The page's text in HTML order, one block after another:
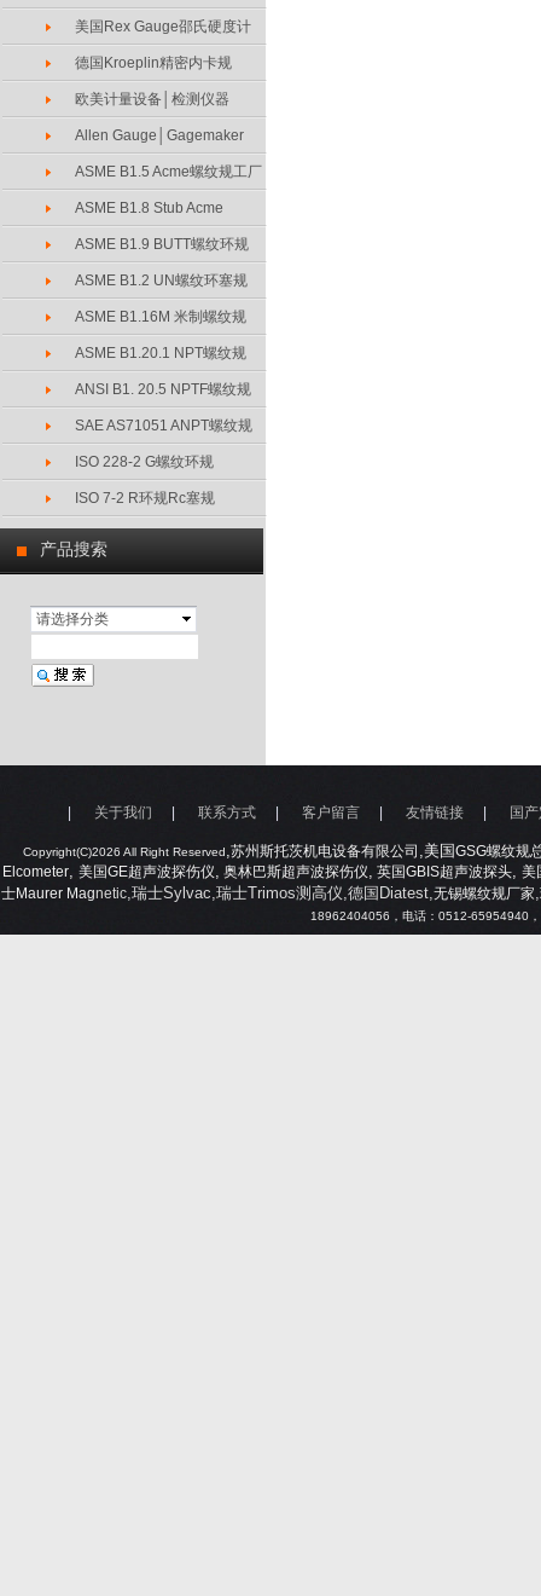
产品搜索
请选择分类
美国Rex Gauge邵氏硬度计
德国Kroeplin精密内卡规
欧美计量设备│检测仪器
Allen Gauge│Gagemaker
ASME B1.5 Acme螺纹规工厂
ASME B1.8 Stub Acme
ASME B1.9 BUTT螺纹环规
ASME B1.2 UN螺纹环塞规
ASME B1.16M 米制螺纹规
ASME B1.20.1 NPT螺纹规
ANSI B1. 20.5 NPTF螺纹规
SAE AS71051 ANPT螺纹规
ISO 228-2 G螺纹环规
ISO 7-2 R环规Rc塞规
Copyright(C)2026 All Right Reserved,苏州斯托茨机电设备有限公司 ,美国GSG螺纹规
Elcometer,美国GE超声波探伤仪, 奥林巴斯超声波探伤仪, 英国GBIS超声波探头,美
士Maurer Magnetic,瑞士Sylvac,瑞士Trimos测高仪,德国Diatest,无锡螺纹规厂家,
18962404056 ，电话： 0512-65954940
关于我们 联系方式 客户留言 友情链接 国